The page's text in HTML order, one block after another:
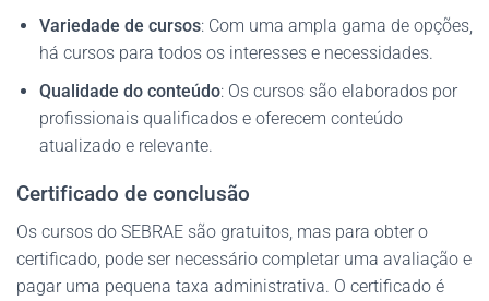
Variedade de cursos: Com uma ampla gama de opções,
há cursos para todos os interesses e necessidades.
Qualidade do conteúdo: Os cursos são elaborados por
profissionais qualificados e oferecem conteúdo
atualizado e relevante.
Certificado de conclusão
Os cursos do SEBRAE são gratuitos, mas para obter o
certificado, pode ser necessário completar uma avaliação e
pagar uma pequena taxa administrativa. O certificado é